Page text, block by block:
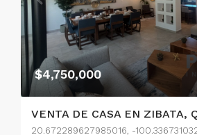
$4,750,000
VENTA DE CASA EN ZIBATA,
20.672289627985016, -